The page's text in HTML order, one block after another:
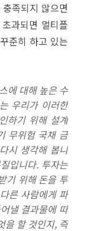
족되지 않으면
과되면 멀티플
준히 하고 있는
에 대해 높은 수
우리가 이러한
하기 위해 설계
무위험 국채 금
시 생각해 봅니
입니다. 투자는
기 위해 돈을 투
른 사람에게 파
낼 결과물에 따
을 할 것인지, 즉